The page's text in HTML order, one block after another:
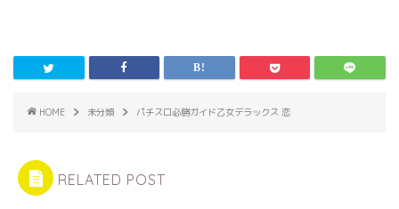
HOME 未分類 パチスロ必勝ガイド乙女デラックス 恋
RELATED POST